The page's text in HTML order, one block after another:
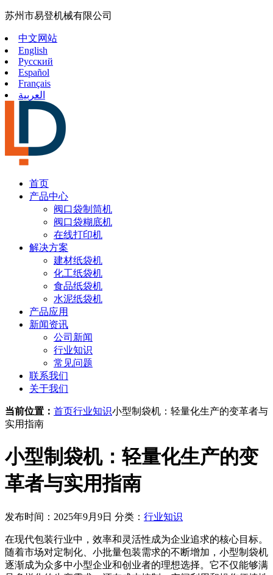
苏州市易登机械有限公司
中文网站
English
Русский
Español
Français
العربية
首页
产品中心
阀口袋制筒机
阀口袋糊底机
在线打印机
解决方案
建材纸袋机
化工纸袋机
食品纸袋机
水泥纸袋机
产品应用
新闻资讯
公司新闻
行业知识
常见问题
联系我们
关于我们
当前位置： 首页行业知识小型制袋机：轻量化生产的变革者与
实用指南
小型制袋机：轻量化生产的变
革者与实用指南
发布时间：2025年9月9日 分类： 行业知识
在现代包装行业中，效率和灵活性成为企业追求的核心目标。
随着市场对定制化、小批量包装需求的不断增加，小型制袋机
逐渐成为众多中小型企业和创业者的理想选择。它不仅能够满